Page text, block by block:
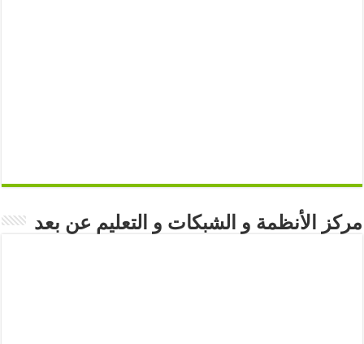
مركز الأنظمة و الشبكات و التعليم عن بعد